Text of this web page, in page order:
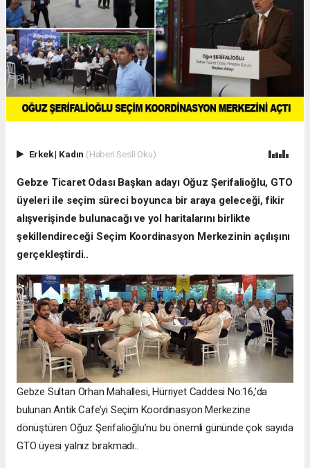
Erkek| Kadın (Haberi Sesli Oku)
Gebze Ticaret Odası Başkan adayı Oğuz Şerifalioğlu, GTO
üyeleri ile seçim süreci boyunca bir araya geleceği, fikir
alışverişinde bulunacağı ve yol haritalarını birlikte
şekillendireceği Seçim Koordinasyon Merkezinin açılışını
gerçekleştirdi..
Gebze Sultan Orhan Mahallesi, Hürriyet Caddesi No:16,’da
bulunan Antik Cafe’yi Seçim Koordinasyon Merkezine
dönüştüren Oğuz Şerifalioğlu’nu bu önemli gününde çok sayıda
GTO üyesi yalnız bırakmadı..